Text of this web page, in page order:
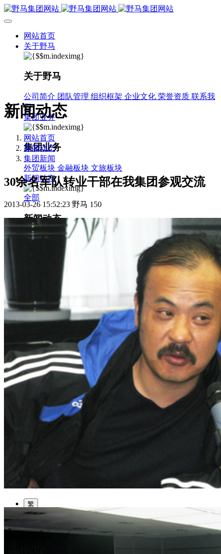
网站首页
关于野马
关于野马
公司简介 团队管理 组织框架 企业文化 荣誉资质 联系我
们
集团业务
集团业务
外贸板块 金融板块 文旅板块
新闻动态
全部
新闻动态
集团新闻
媒体报道
人才招聘
人才理念
人才招聘
视觉文化
全部
视觉文化
汗血马助力新疆文旅
伊犁州霍城古城巡游
伊犁霍城县晃晃
村巡游 阿勒泰北屯市巡游
野马美术馆
硅化木
国家记忆A馆
精彩视频
寻味腊八 欢聚暖冬
繁
新闻动态
网站首页
新闻动态
集团新闻
30余名军队转业干部在我集团参观交流
2013-03-26 15:52:23 野马 150